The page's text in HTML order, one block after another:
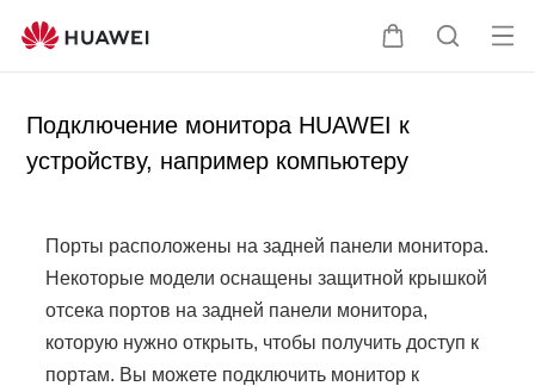
Щ
а
л
а
П
с
а
т
От
Подключение монитора HUAWEI к
устройству, например компьютеру
Порты расположены на задней панели монитора.
Некоторые модели оснащены защитной крышкой
отсека портов на задней панели монитора,
которую нужно открыть, чтобы получить доступ к
портам. Вы можете подключить монитор к